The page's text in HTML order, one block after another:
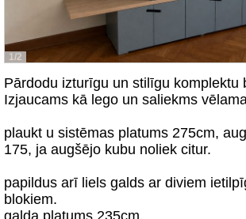
1/2
Pārdodu izturīgu un stilīgu komplektu
Izjaucams kā lego un saliekms
plaukt u sistēmas platums 275cm,
175, ja augšējo kubu noliek citur.
papildus arī liels galds ar diviem
blokiem.
galda platums 235cm.